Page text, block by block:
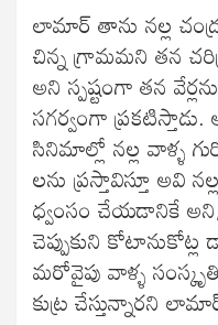
లామార్ తాను నల్ల
చిన్న గ్రామమని తన
అని స్పష్టంగా తన
సగర్వంగా
సినిమాల్లో నల్ల వాళ్ళ
లను ప్రస్తావిస్తూ అవి
ధ్వంసం చేయడానికే అని,
చెప్పుకుని
మరోవైపు వాళ్ళ
కుట్ర చేస్తున్నారని